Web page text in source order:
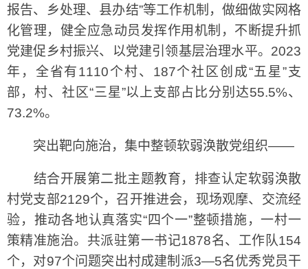
报告、乡处理、县办结”等工作机制，做细做实网格
化管理，健全应急动员发挥作用机制，不断提升抓
党建促乡村振兴、以党建引领基层治理水平。2023
年，全省有1110个村、187个社区创成“五星”支
部，村、社区“三星”以上支部占比分别达55.5%、
73.2%。
突出靶向施治，集中整顿软弱涣散党组织——
结合开展第二批主题教育，排查认定软弱涣散
村党支部2129个，召开推进会，现场观摩、交流经
验，推动各地认真落实“四个一”整顿措施，一村一
策精准施治。共派驻第一书记1878名、工作队154
个，对97个问题突出村成建制派3—5名优秀党员干